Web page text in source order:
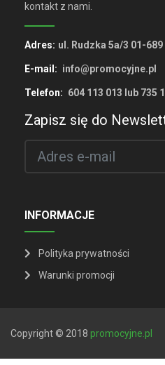
kontakt z nami.
Adres: ul. Rudzka 5a/3 01-
E-mail: info@promocyjne.pl
Telefon: 604 113 013 lub 735
Zapisz się do
INFORMACJE
Polityka prywatności
Warunki promocji
Copyright © 2018 promocyjne.pl